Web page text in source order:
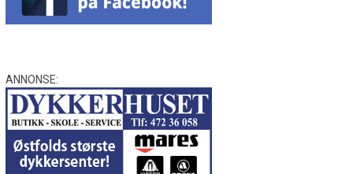
ANNONSE: